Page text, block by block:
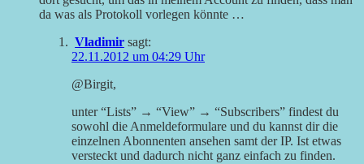
da was als Protokoll vorlegen könnte …
Vladimir sagt:
22.11.2012 um 04:29 Uhr
@Birgit,
unter “Lists” → “View” → “Subscribers” findest du
sowohl die Anmeldeformulare und du kannst dir die
einzelnen Abonnenten ansehen samt der IP. Ist etwas
versteckt und dadurch nicht ganz einfach zu finden.